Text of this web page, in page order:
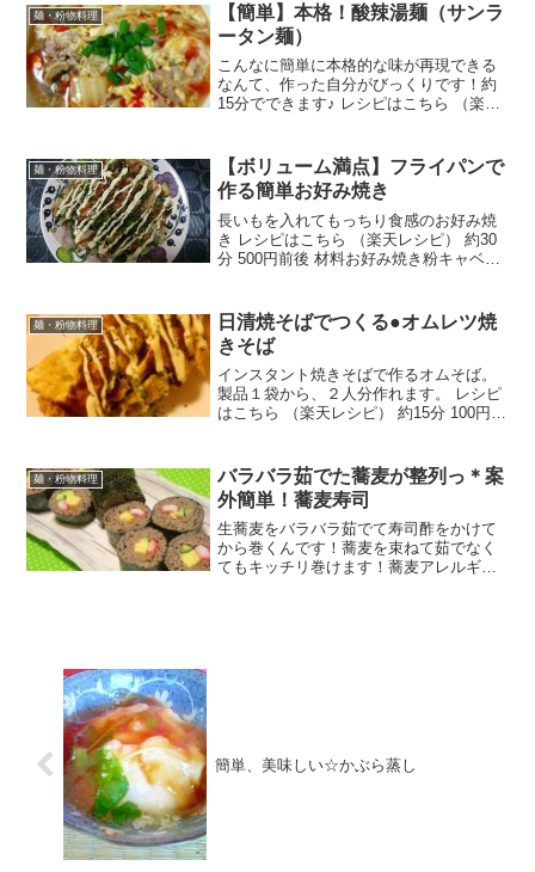
麺・粉物料理
【簡単】本格！酸辣湯麺（サンラ
ータン麺）
こんなに簡単に本格的な味が再現できる
なんて、作った自分がびっくりです！約
15分でできます♪ レシピはこちら （楽天
けえのき白菜豆腐（絹ごし）水鶏がらス
ープ（粉...
麺・粉物料理
【ボリューム満点】フライパンで
作る簡単お好み焼き
長いもを入れてもっちり食感のお好み焼
き レシピはこちら （楽天レシピ） 約30
分 500円前後 材料お好み焼き粉キャベツ
麺・粉物料理
日清焼そばでつくる●オムレツ焼
きそば
インスタント焼きそばで作るオムそば。
製品１袋から、２人分作れます。 レシピ
はこちら （楽天レシピ） 約15分 100円以
あたり）油■トッピング（１品あたり）濃
厚ソー...
麺・粉物料理
バラバラ茹でた蕎麦が整列っ＊案
外簡単！蕎麦寿司
生蕎麦をバラバラ茹でて寿司酢をかけて
から巻くんです！蕎麦を束ねて茹でなく
てもキッチリ巻けます！蕎麦アレルギー
簡単、美味しい☆かぶら蒸し